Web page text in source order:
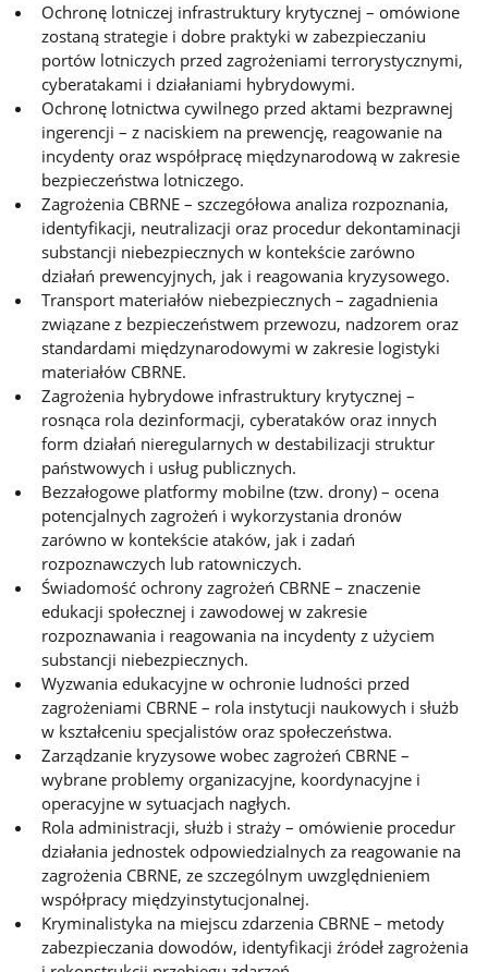
Ochronę lotniczej infrastruktury krytycznej – omówione
zostaną strategie i dobre praktyki w zabezpieczaniu
portów lotniczych przed zagrożeniami terrorystycznymi,
cyberatakami i działaniami hybrydowymi.
Ochronę lotnictwa cywilnego przed aktami bezprawnej
ingerencji – z naciskiem na prewencję, reagowanie na
incydenty oraz współpracę międzynarodową w zakresie
bezpieczeństwa lotniczego.
Zagrożenia CBRNE – szczegółowa analiza rozpoznania,
identyfikacji, neutralizacji oraz procedur dekontaminacji
substancji niebezpiecznych w kontekście zarówno
działań prewencyjnych, jak i reagowania kryzysowego.
Transport materiałów niebezpiecznych – zagadnienia
związane z bezpieczeństwem przewozu, nadzorem oraz
standardami międzynarodowymi w zakresie logistyki
materiałów CBRNE.
Zagrożenia hybrydowe infrastruktury krytycznej –
rosnąca rola dezinformacji, cyberataków oraz innych
form działań nieregularnych w destabilizacji struktur
państwowych i usług publicznych.
Bezzałogowe platformy mobilne (tzw. drony) – ocena
potencjalnych zagrożeń i wykorzystania dronów
zarówno w kontekście ataków, jak i zadań
rozpoznawczych lub ratowniczych.
Świadomość ochrony zagrożeń CBRNE – znaczenie
edukacji społecznej i zawodowej w zakresie
rozpoznawania i reagowania na incydenty z użyciem
substancji niebezpiecznych.
Wyzwania edukacyjne w ochronie ludności przed
zagrożeniami CBRNE – rola instytucji naukowych i służb
w kształceniu specjalistów oraz społeczeństwa.
Zarządzanie kryzysowe wobec zagrożeń CBRNE –
wybrane problemy organizacyjne, koordynacyjne i
operacyjne w sytuacjach nagłych.
Rola administracji, służb i straży – omówienie procedur
działania jednostek odpowiedzialnych za reagowanie na
zagrożenia CBRNE, ze szczególnym uwzględnieniem
współpracy międzyinstytucjonalnej.
Kryminalistyka na miejscu zdarzenia CBRNE – metody
zabezpieczania dowodów, identyfikacji źródeł zagrożenia